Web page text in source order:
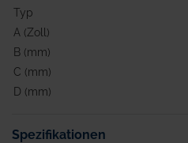
Typ
A (Zoll)
B (mm)
C (mm)
D (mm)
Spezifikationen